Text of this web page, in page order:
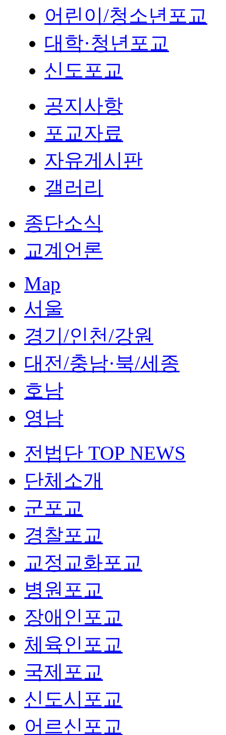
어린이/청소년포교
대학·청년포교
신도포교
공지사항
포교자료
자유게시판
갤러리
종단소식
교계언론
Map
서울
경기/인천/강원
대전/충남·북/세종
호남
영남
전법단 TOP NEWS
단체소개
군포교
경찰포교
교정교화포교
병원포교
장애인포교
체육인포교
국제포교
신도시포교
어르신포교